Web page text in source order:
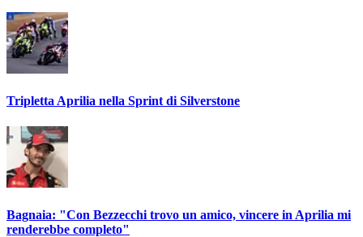
Tripletta Aprilia nella Sprint di Silverstone
Bagnaia: "Con Bezzecchi trovo un amico, vincere in Aprilia mi
renderebbe completo"